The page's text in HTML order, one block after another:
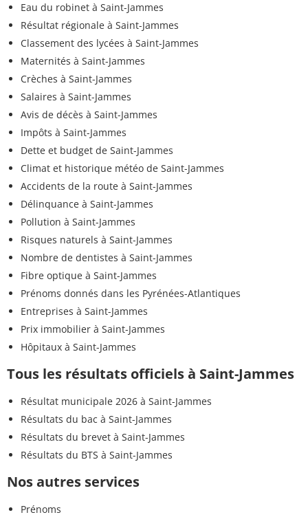
Eau du robinet à Saint-Jammes
Résultat régionale à Saint-Jammes
Classement des lycées à Saint-Jammes
Maternités à Saint-Jammes
Crèches à Saint-Jammes
Salaires à Saint-Jammes
Avis de décès à Saint-Jammes
Impôts à Saint-Jammes
Dette et budget de Saint-Jammes
Climat et historique météo de Saint-Jammes
Accidents de la route à Saint-Jammes
Délinquance à Saint-Jammes
Pollution à Saint-Jammes
Risques naturels à Saint-Jammes
Nombre de dentistes à Saint-Jammes
Fibre optique à Saint-Jammes
Prénoms donnés dans les Pyrénées-Atlantiques
Entreprises à Saint-Jammes
Prix immobilier à Saint-Jammes
Hôpitaux à Saint-Jammes
Tous les résultats officiels à Saint-Jammes
Résultat municipale 2026 à Saint-Jammes
Résultats du bac à Saint-Jammes
Résultats du brevet à Saint-Jammes
Résultats du BTS à Saint-Jammes
Nos autres services
Prénoms